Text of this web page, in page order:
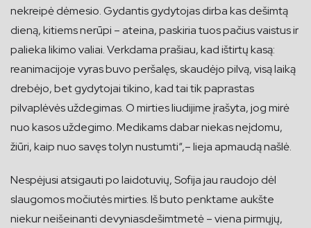
nekreipė dėmesio. Gydantis gydytojas dirba kas dešimtą
dieną, kitiems nerūpi – ateina, paskiria tuos pačius vaistus ir
palieka likimo valiai. Verkdama prašiau, kad ištirtų kasą:
reanimacijoje vyras buvo peršalęs, skaudėjo pilvą, visą laiką
drebėjo, bet gydytojai tikino, kad tai tik paprastas
pilvaplėvės uždegimas. O mirties liudijime įrašyta, jog mirė
nuo kasos uždegimo. Medikams dabar niekas neįdomu,
žiūri, kaip nuo savęs tolyn nustumti“,– lieja apmaudą našlė.
Nespėjusi atsigauti po laidotuvių, Sofija jau raudojo dėl
slaugomos močiutės mirties. Iš buto penktame aukšte
niekur neišeinanti devyniasdešimtmetė – viena pirmųjų,